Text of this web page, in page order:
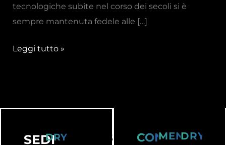
tecnologiche subite nel corso dei secoli si è
sempre mantenuta fedele alle […]
Leggi tutto »
SEDIDRYKOSDRYKOS
CONTATTI
MENU